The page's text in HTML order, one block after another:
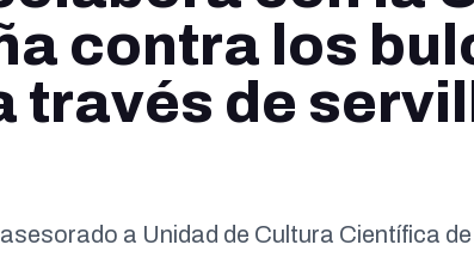
contra los
través de
a Unidad de Cultura Científica